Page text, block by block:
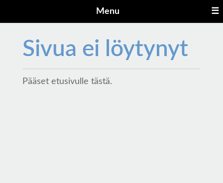
Menu ☰
Sivua ei löytynyt
Pääset etusivulle tästä.